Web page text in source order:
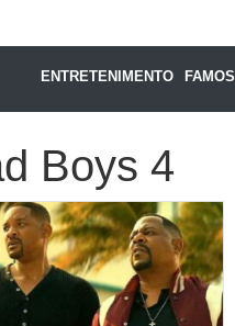
ENTRETENIMENTO
Boys 4